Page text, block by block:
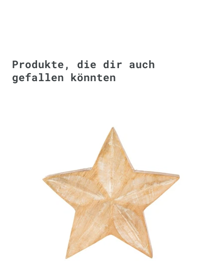
Produkte, die dir auch
gefallen könnten